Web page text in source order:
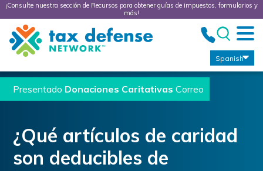
¡Consulte nuestra sección de Recursos para obtener guías de impuestos, formularios y
más!
Tax
Defense
Network
Spanish
Presentado Donaciones Caritativas Correo
¿Qué artículos de caridad
son deducibles de